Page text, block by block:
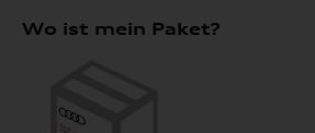
Wo ist mein Paket?